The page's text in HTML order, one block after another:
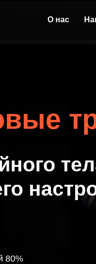
О нас
80%